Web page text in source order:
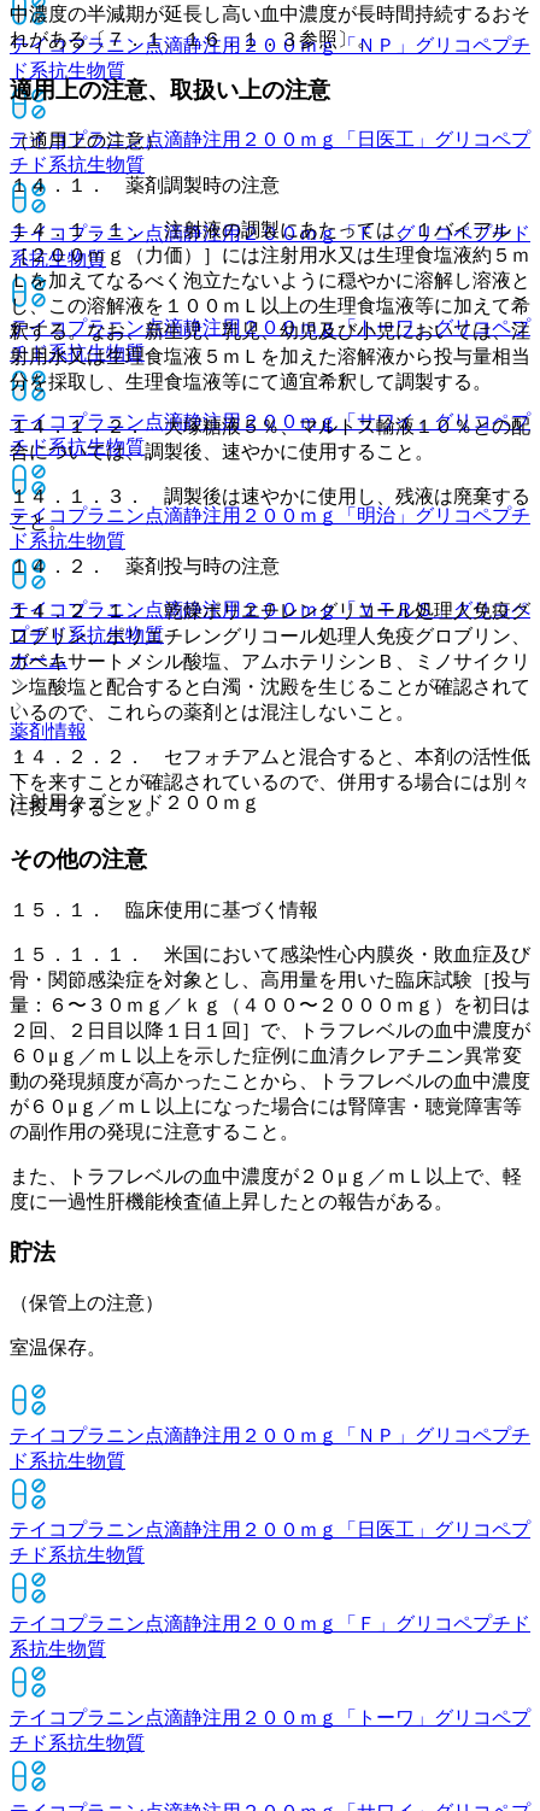
テイコプラニン点滴静注用２００ｍｇ「ＮＰ」 グリコペプチ
ド系抗生物質
テイコプラニン点滴静注用２００ｍｇ「日医工」 グリコペプ
チド系抗生物質
テイコプラニン点滴静注用２００ｍｇ「Ｆ」グリコペプチド
系抗生物質
テイコプラニン点滴静注用２００ｍｇ「トーワ」グリコペプ
チド系抗生物質
テイコプラニン点滴静注用２００ｍｇ「サワイ」 グリコペプ
チド系抗生物質
テイコプラニン点滴静注用２００ｍｇ「明治」 グリコペプチ
ド系抗生物質
テイコプラニン点滴静注用２００ｍｇ「ＶＴＲＳ」グリコペ
プチド系抗生物質
ホーム
薬剤情報
注射用タゴシッド２００ｍｇ
中濃度の半減期が延長し高い血中濃度が長時間持続するおそ
れがある〔７．１、１６．１．３参照〕。
適用上の注意、取扱い上の注意
（適用上の注意）
１４．１． 薬剤調製時の注意
１４．１．１． 注射液の調製にあたっては、１バイアル
［２００ｍｇ（力価）］には注射用水又は生理食塩液約５ｍ
Ｌを加えてなるべく泡立たないように穏やかに溶解し溶液と
し、この溶解液を１００ｍＬ以上の生理食塩液等に加えて希
釈する。なお、新生児、乳児、幼児及び小児においては、注
射用水又は生理食塩液５ｍＬを加えた溶解液から投与量相当
分を採取し、生理食塩液等にて適宜希釈して調製する。
１４．１．２． 大塚糖液５％、マルトス輸液１０％との配
合については、調製後、速やかに使用すること。
１４．１．３． 調製後は速やかに使用し、残液は廃棄する
こと。
１４．２． 薬剤投与時の注意
１４．２．１． 乾燥ポリエチレングリコール処理人免疫グ
ロブリン、ポリエチレングリコール処理人免疫グロブリン、
ガベキサートメシル酸塩、アムホテリシンＢ、ミノサイクリ
ン塩酸塩と配合すると白濁・沈殿を生じることが確認されて
いるので、これらの薬剤とは混注しないこと。
１４．２．２． セフォチアムと混合すると、本剤の活性低
下を来すことが確認されているので、併用する場合には別々
に投与すること。
その他の注意
１５．１． 臨床使用に基づく情報
１５．１．１． 米国において感染性心内膜炎・敗血症及び
骨・関節感染症を対象とし、高用量を用いた臨床試験［投与
量：６〜３０ｍｇ／ｋｇ（４００〜２０００ｍｇ）を初日は
２回、２日目以降１日１回］で、トラフレベルの血中濃度が
６０μｇ／ｍＬ以上を示した症例に血清クレアチニン異常変
動の発現頻度が高かったことから、トラフレベルの血中濃度
が６０μｇ／ｍＬ以上になった場合には腎障害・聴覚障害等
の副作用の発現に注意すること。
また、トラフレベルの血中濃度が２０μｇ／ｍＬ以上で、軽
度に一過性肝機能検査値上昇したとの報告がある。
貯法
（保管上の注意）
室温保存。
テイコプラニン点滴静注用２００ｍｇ「ＮＰ」 グリコペプチ
ド系抗生物質
テイコプラニン点滴静注用２００ｍｇ「日医工」 グリコペプ
チド系抗生物質
テイコプラニン点滴静注用２００ｍｇ「Ｆ」 グリコペプチド
系抗生物質
テイコプラニン点滴静注用２００ｍｇ「トーワ」 グリコペプ
チド系抗生物質